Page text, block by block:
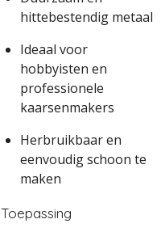
hittebestendig metaal
Ideaal voor
hobbyisten en
professionele
kaarsenmakers
Herbruikbaar en
eenvoudig schoon te
maken
Toepassing